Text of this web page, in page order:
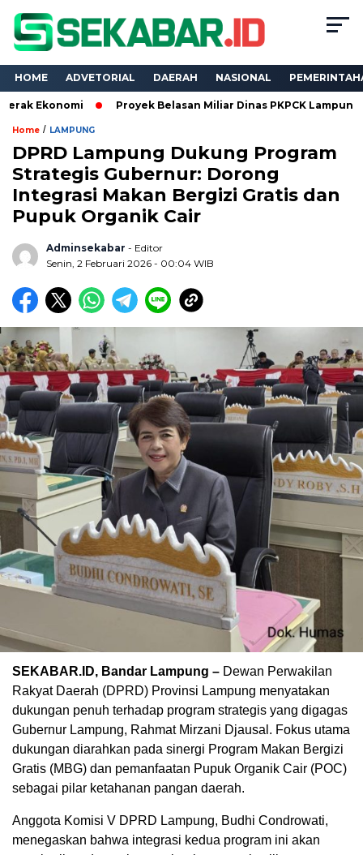
HOME ADVETORIAL DAERAH NASIONAL
Proyek Belasan Miliar Dinas PKPCK Lampung Dikuasai
Home / LAMPUNG
DPRD Lampung Dukung Program
Strategis Gubernur: Dorong
Integrasi Makan Bergizi Gratis dan
Pupuk Organik Cair
Adminsekabar - Editor
Senin, 2 Februari 2026 - 00:04 WIB
SEKABAR.ID, Bandar Lampung – Dewan Perwakilan
Rakyat Daerah (DPRD) Provinsi Lampung menyatakan
dukungan penuh terhadap program strategis yang digagas
Gubernur Lampung, Rahmat Mirzani Djausal. Fokus utama
dukungan diarahkan pada sinergi Program Makan Bergizi
Gratis (MBG) dan pemanfaatan Pupuk Organik Cair (POC)
sebagai pilar ketahanan pangan daerah.
Anggota Komisi V DPRD Lampung, Budhi Condrowati,
menegaskan bahwa integrasi kedua program ini akan